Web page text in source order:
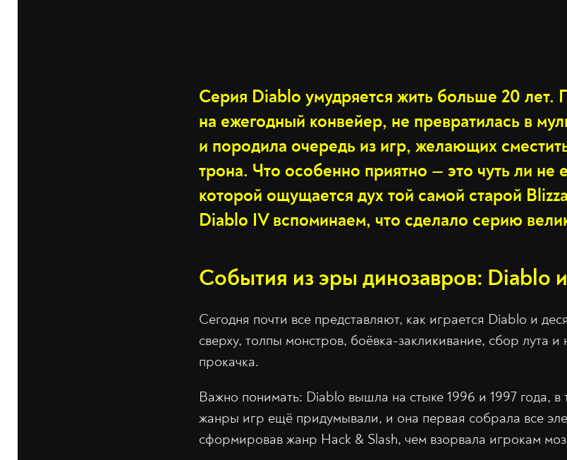
Серия Diablo умудряется жить больше 20 лет.
на ежегодный конвейер, не превратилась в
и породила очередь из игр, желающих
трона. Что особенно приятно — это чуть ли не
которой ощущается дух той самой старой
Diablo IV вспоминаем, что сделало серию
События из эры динозавров: Diablo
Сегодня почти все представляют, как играется Diablo и
сверху, толпы монстров, боёвка-закликивание, сбор лута
прокачка.
Важно понимать: Diablo вышла на стыке 1996 и 1997 года, в
жанры игр ещё придумывали, и она первая собрала все
сформировав жанр Hack & Slash, чем взорвала игрокам